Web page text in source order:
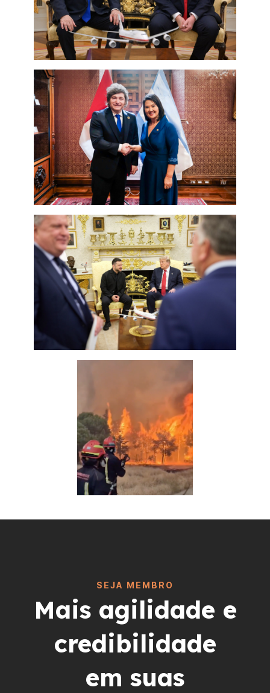
SEJA MEMBRO
Mais agilidade e
credibilidade
em suas